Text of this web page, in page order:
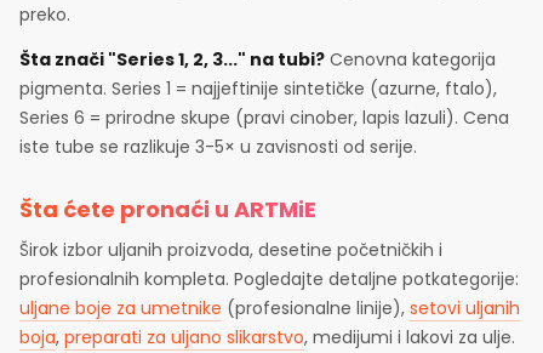
preko.
Šta znači "Series 1, 2, 3..." na tubi? Cenovna kategorija
pigmenta. Series 1 = najjeftinije sintetičke (azurne, ftalo),
Series 6 = prirodne skupe (pravi cinober, lapis lazuli). Cena
iste tube se razlikuje 3-5× u zavisnosti od serije.
Šta ćete pronaći u ARTMiE
Širok izbor uljanih proizvoda, desetine početničkih i
profesionalnih kompleta. Pogledajte detaljne potkategorije:
uljane boje za umetnike (profesionalne linije), setovi uljanih
boja, preparati za uljano slikarstvo, medijumi i lakovi za ulje.